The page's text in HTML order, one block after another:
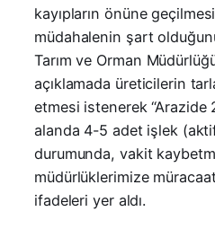
kayıpların önüne
müdahalenin şart
Tarım ve Orman
açıklamada üreticilerin
etmesi istenerek
alanda 4-5 adet işlek
durumunda, vakit
müdürlüklerimize
ifadeleri yer aldı.